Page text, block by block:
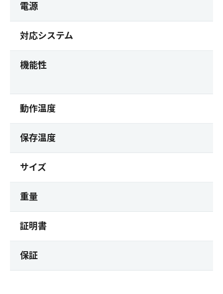
電源
対応システム
機能性
動作温度
保存温度
サイズ
重量
証明書
保証